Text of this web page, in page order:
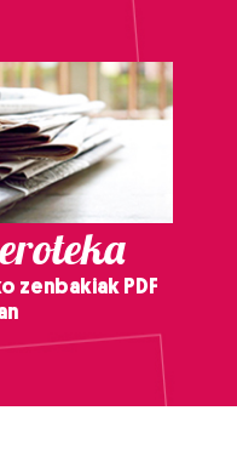
zenbakiak PDF